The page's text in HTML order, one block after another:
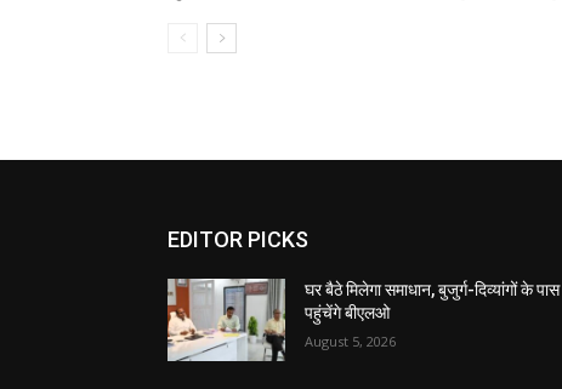
EDITOR PICKS
घर बैठे मिलेगा समाधान, बुजुर्ग-दिव्यांगों के पास
पहुंचेंगे बीएलओ
August 5, 2026